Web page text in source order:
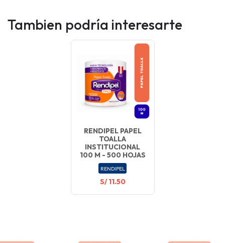
Tambien podría interesarte
RENDIPEL PAPEL
TOALLA
INSTITUCIONAL
100 M - 500 HOJAS
RENDIPEL
S/ 11.50